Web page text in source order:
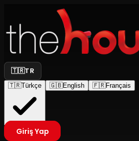
🇹🇷TR
🇹🇷Türkçe 🇬🇧English 🇫🇷Français
Giriş Yap